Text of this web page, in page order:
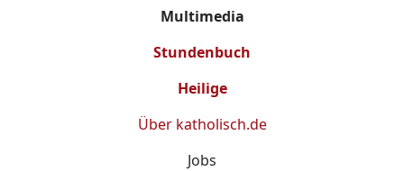
Multimedia
Stundenbuch
Heilige
Über katholisch.de
Jobs